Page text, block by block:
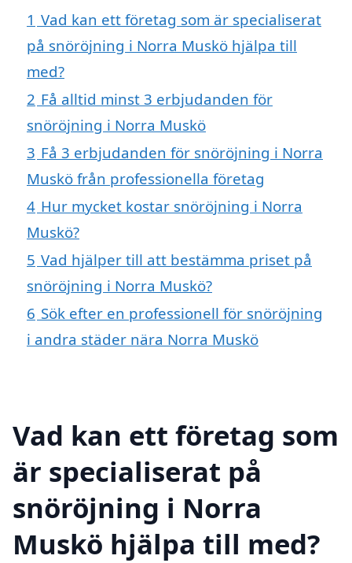
1 Vad kan ett företag som är specialiserat
på snöröjning i Norra Muskö hjälpa till
med?
2 Få alltid minst 3 erbjudanden för
snöröjning i Norra Muskö
3 Få 3 erbjudanden för snöröjning i Norra
Muskö från professionella företag
4 Hur mycket kostar snöröjning i Norra
Muskö?
5 Vad hjälper till att bestämma priset på
snöröjning i Norra Muskö?
6 Sök efter en professionell för snöröjning
i andra städer nära Norra Muskö
Vad kan ett företag som
är specialiserat på
snöröjning i Norra
Muskö hjälpa till med?